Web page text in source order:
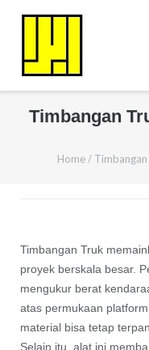
Timbangan
Home /
Timbangan Truk
proyek berskala besar.
mengukur berat
atas permukaan
material bisa tetap
Selain itu, alat ini